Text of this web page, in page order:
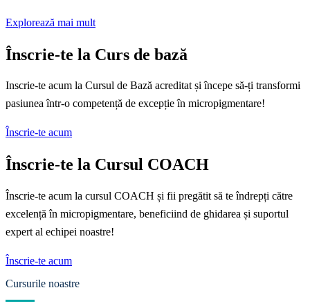
Explorează mai mult
Înscrie-te la Curs de bază
Inscrie-te acum la Cursul de Bază acreditat și începe să-ți transformi
pasiunea într-o competență de excepție în micropigmentare!
Înscrie-te acum
Înscrie-te la Cursul COACH
Înscrie-te acum la cursul COACH și fii pregătit să te îndrepți către
excelență în micropigmentare, beneficiind de ghidarea și suportul
expert al echipei noastre!
Înscrie-te acum
Cursurile noastre